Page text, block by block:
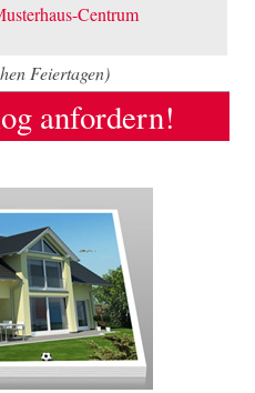
Centrum
Feiertagen)
anfordern!